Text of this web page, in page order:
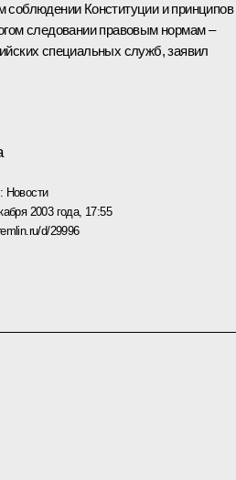
соблюдении Конституции и принципов
следовании правовым нормам –
специальных служб, заявил
Новости
2003 года, 17:55
d/29996